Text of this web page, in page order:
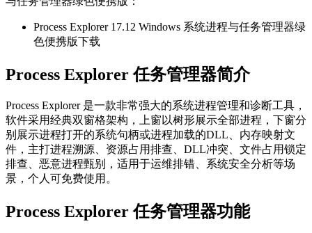
Process Explorer 17.12 Windows 系统进程与任务管理器绿
色便携版下载
Process Explorer 任务管理器简介
Process Explorer 是一款非常强大的系统进程管理和诊断工具，
软件采用经典双窗格架构，上窗以树形展示全部进程，下窗分
别展示进程打开的系统句柄或进程加载的DLL、内存映射文
件，主打进程溯源、资源占用排查、DLL冲突、文件占用锁定
排查、恶意进程甄别，适用于运维排错、系统安全分析等场
景，个人可免费使用。
Process Explorer 任务管理器功能